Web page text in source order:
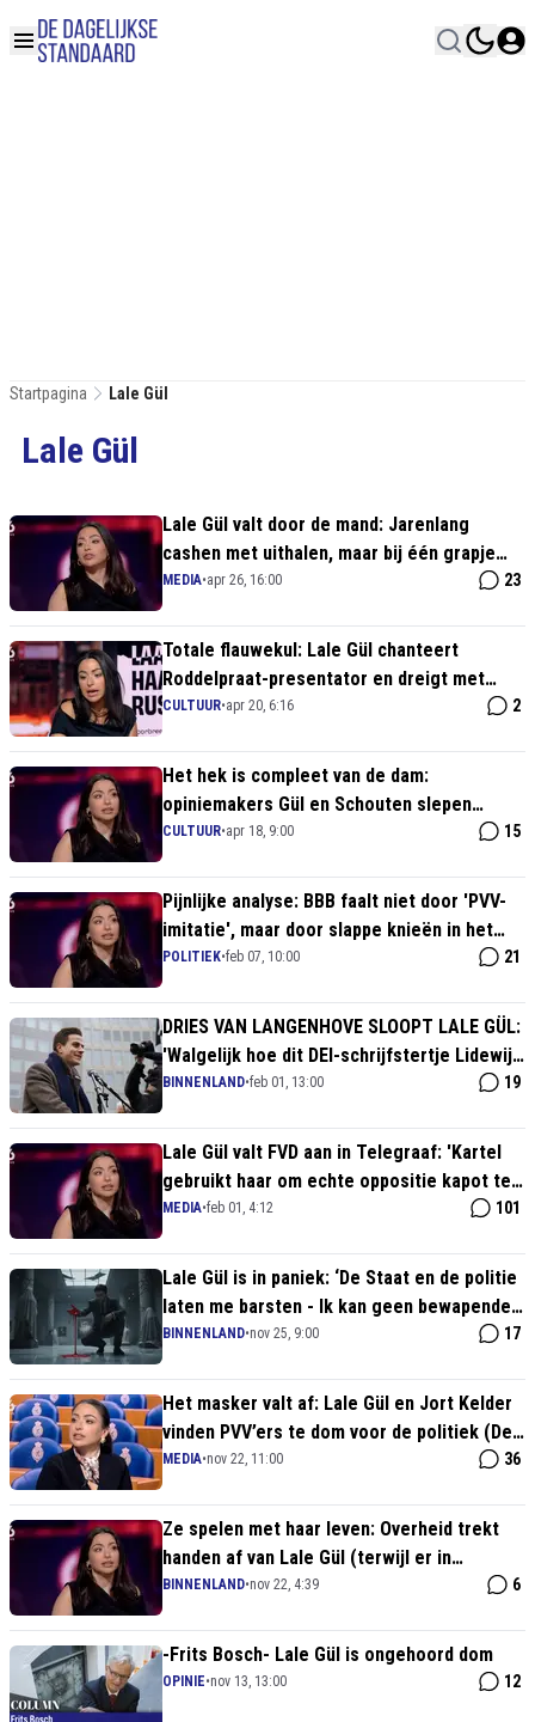
Startpagina Lale Gül
Lale Gül
Lale Gül valt door de mand: Jarenlang
cashen met uithalen, maar bij één grapje
van Dennis Schouten is het janken
MEDIA•apr 26, 16:00 23
Totale flauwekul: Lale Gül chanteert
Roddelpraat-presentator en dreigt met
rechtszaak
CULTUUR•apr 20, 6:16 2
Het hek is compleet van de dam:
opiniemakers Gül en Schouten slepen
elkaar voor de rechter na online fittie
CULTUUR•apr 18, 9:00 15
Pijnlijke analyse: BBB faalt niet door 'PVV-
imitatie', maar door slappe knieën in het
kabinet
POLITIEK•feb 07, 10:00 21
DRIES VAN LANGENHOVE SLOOPT LALE GÜL:
'Walgelijk hoe dit DEI-schrijfstertje Lidewij
de Vos bedreigt met de cel'
BINNENLAND•feb 01, 13:00 19
Lale Gül valt FVD aan in Telegraaf: 'Kartel
gebruikt haar om echte oppositie kapot te
maken'
MEDIA•feb 01, 4:12 101
Lale Gül is in paniek: ‘De Staat en de politie
laten me barsten - Ik kan geen bewapende
beveiliging regelen!’
BINNENLAND•nov 25, 9:00 17
Het masker valt af: Lale Gül en Jort Kelder
vinden PVV’ers te dom voor de politiek (De
elite keert zich tegen het volk)
MEDIA•nov 22, 11:00 36
Ze spelen met haar leven: Overheid trekt
handen af van Lale Gül (terwijl er in
augustus nog arrestaties waren!)
BINNENLAND•nov 22, 4:39 6
-Frits Bosch- Lale Gül is ongehoord dom
OPINIE•nov 13, 13:00 12